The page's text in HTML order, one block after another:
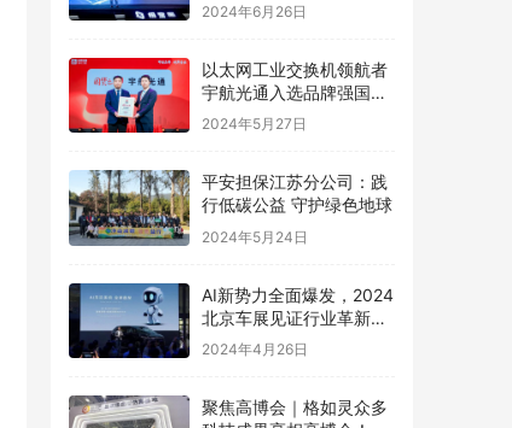
2024年6月26日
以太网工业交换机领航者
宇航光通入选品牌强国先
行工程“国货之光计划”
2024年5月27日
平安担保江苏分公司：践
行低碳公益 守护绿色地球
2024年5月24日
AI新势力全面爆发，2024
北京车展见证行业革新，
极空间AI NAS成为领跑者
2024年4月26日
聚焦高博会｜格如灵众多